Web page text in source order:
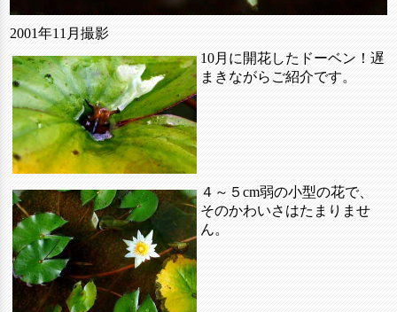
2001年11月撮影
10月に開花したドーベン！遅
まきながらご紹介です。
４～５cm弱の小型の花で、
そのかわいさはたまりませ
ん。